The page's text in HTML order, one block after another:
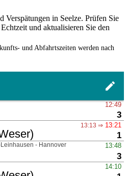
Verspätungen in Seelze. Prüfen Sie
und aktualisieren Sie den
und Abfahrtszeiten werden nach